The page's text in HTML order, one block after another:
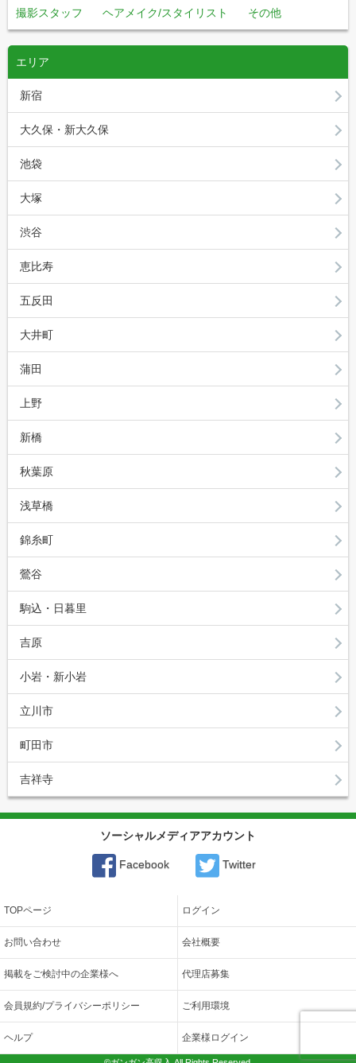
撮影スタッフ
ヘアメイク/スタイリスト その他
エリア
新宿
大久保・新大久保
池袋
大塚
渋谷
恵比寿
五反田
大井町
蒲田
上野
新橋
秋葉原
浅草橋
錦糸町
鶯谷
駒込・日暮里
吉原
小岩・新小岩
立川市
町田市
吉祥寺
ソーシャルメディアアカウント
Facebook Twitter
TOPページ ログイン
お問い合わせ 会社概要
掲載をご検討中の企業様へ 代理店募集
会員規約/プライバシーポリシー ご利用環境
ヘルプ 企業様ログイン